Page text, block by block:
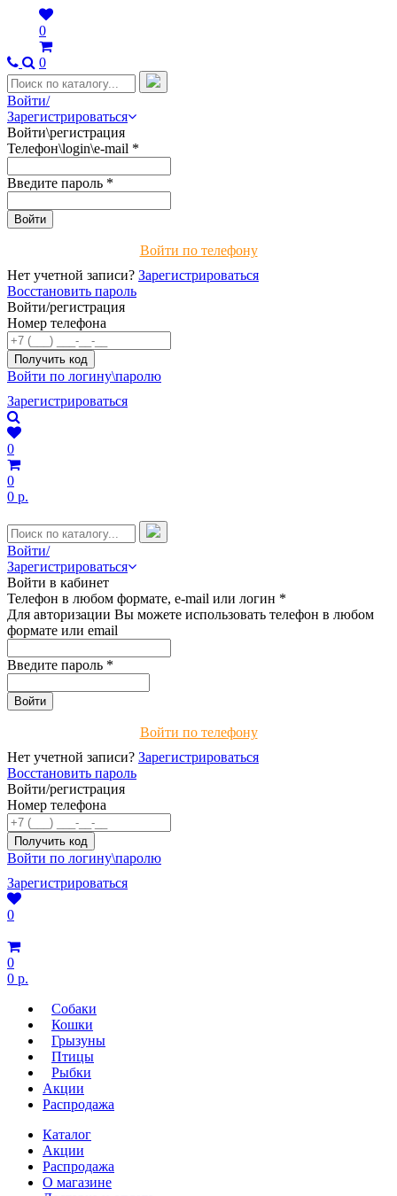
0
0
Войти/
Зарегистрироваться
Войти\регистрация
Телефон\login\e-mail *
Введите пароль *
Войти по телефону
Нет учетной записи? Зарегистрироваться
Восстановить пароль
Войти/регистрация
Номер телефона
Войти по логину\паролю
Зарегистрироваться
0
0
0 р.
Войти/
Зарегистрироваться
Войти в кабинет
Телефон в любом формате, e-mail или логин *
Для авторизации Вы можете использовать телефон в любом
формате или email
Введите пароль *
Войти по телефону
Нет учетной записи? Зарегистрироваться
Восстановить пароль
Войти/регистрация
Номер телефона
Войти по логину\паролю
Зарегистрироваться
0
0
0 р.
Собаки
Кошки
Грызуны
Птицы
Рыбки
Акции
Распродажа
Каталог
Акции
Распродажа
О магазине